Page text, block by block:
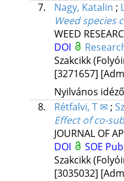
7.
Nagy, Katalin ;
Weed
WEED
DOI
Szakcikk
[3271657]
Nyilvános
8.
Rétfalvi, T ✉;
Effect of co-
JOURNAL OF
DOI
SOE
Szakcikk
[3035032]